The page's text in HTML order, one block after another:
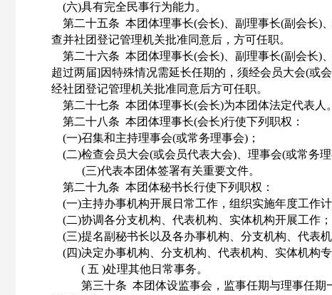
(六)具有完全民事行为能力。
第二十五条 本团体理事长(会长)、副理事长(副会长)
查并社团登记管理机关批准同意后，方可任职。
第二十六条 本团体理事长(会长)、副理事长(副会长)
超过两届]因特殊情况需延长任期的，须经会员大会(或
经社团登记管理机关批准同意后方可任职。
第二十七条 本团体理事长(会长)为本团体法定代表人
第二十八条 本团体理事长(会长)行使下列职权：
(一)召集和主持理事会(或常务理事会)；
(二)检查会员大会(或会员代表大会)、理事会(或常务
(三)代表本团体签署有关重要文件。
第二十九条 本团体秘书长行使下列职权：
(一)主持办事机构开展日常工作，组织实施年度工作计
(二)协调各分支机构、代表机构、实体机构开展工作
(三)提名副秘书长以及各办事机构、分支机构、代表
(四)决定办事机构、分支机构、代表机构、实体机构
( 五 )处理其他日常事务。
第三十条 本团体设监事会，监事任期与理事任期